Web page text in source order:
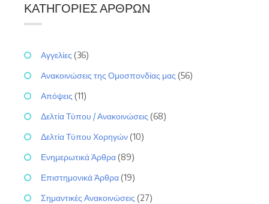
ΚΑΤΗΓΟΡΊΕΣ ΆΡΘΡΩΝ
Αγγελίες (36)
Ανακοινώσεις της Ομοσπονδίας μας (56)
Απόψεις (11)
Δελτία Τύπου / Ανακοινώσεις (68)
Δελτία Τύπου Χορηγών (10)
Ενημερωτικά Άρθρα (89)
Επιστημονικά Άρθρα (19)
Σημαντικές Ανακοινώσεις (27)